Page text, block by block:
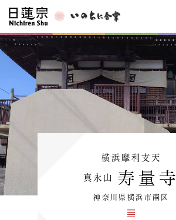
横浜摩利支天
真永山 寿量寺
神奈川県横浜市南区